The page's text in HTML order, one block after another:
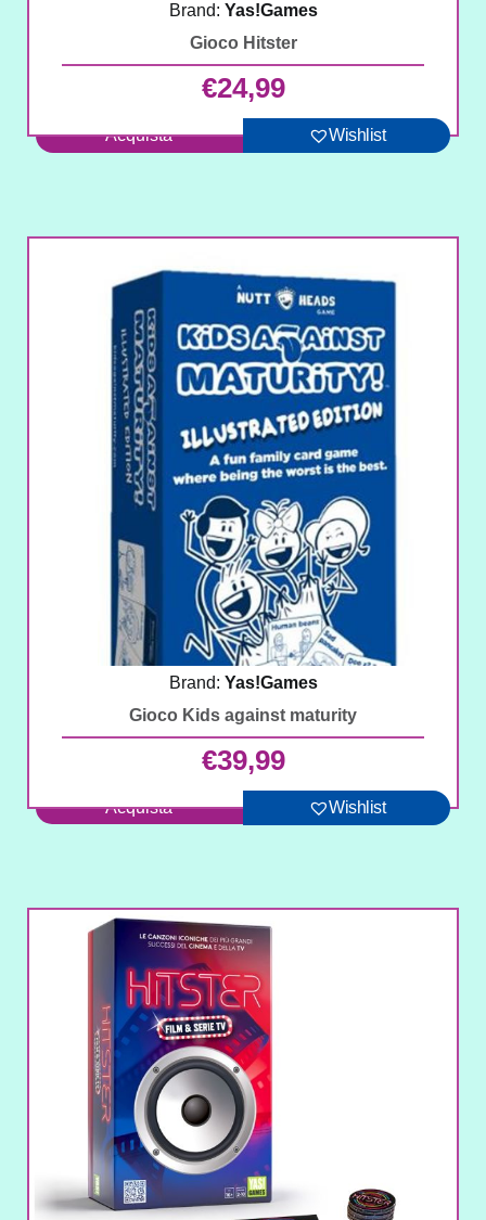
Brand: Yas!Games
Gioco Hitster
€24,99
Acquista Wishlist
Brand: Yas!Games
Gioco Kids against maturity
€39,99
Acquista Wishlist